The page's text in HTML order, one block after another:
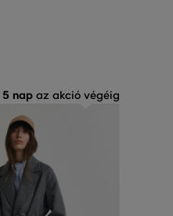
5 napaz akció végéig